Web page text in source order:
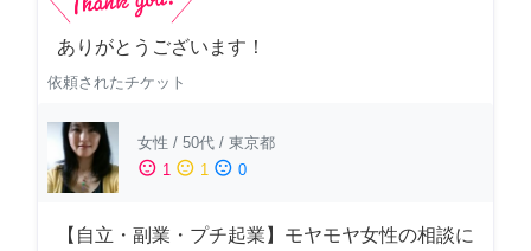
ありがとうございます！
依頼されたチケット
女性 / 50代 / 東京都
sentiment_satisfied 1 sentiment_neutral 1 sentiment_dissatisfied 0
【自立・副業・プチ起業】モヤモヤ女性の相談に